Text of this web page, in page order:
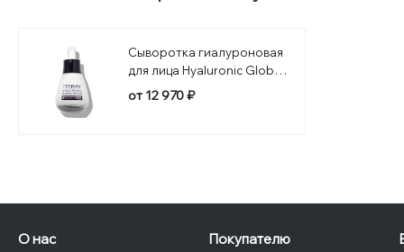
Сыворотка гиалуроновая
для лица Hyaluronic Global
Serum
от 12 970 ₽
О нас Покупателю